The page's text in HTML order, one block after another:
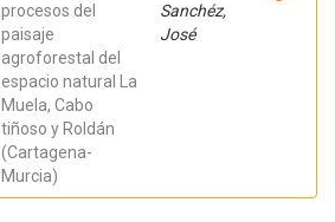
procesos del
paisaje
agroforestal del
espacio natural La
Muela, Cabo
tiñoso y Roldán
(Cartagena-
Murcia)
Sanchéz,
José